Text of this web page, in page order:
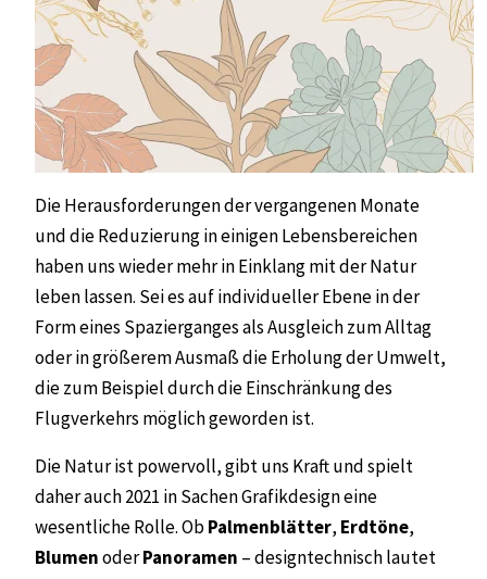
Die Herausforderungen der vergangenen Monate
und die Reduzierung in einigen Lebensbereichen
haben uns wieder mehr in Einklang mit der Natur
leben lassen. Sei es auf individueller Ebene in der
Form eines Spazierganges als Ausgleich zum Alltag
oder in größerem Ausmaß die Erholung der Umwelt,
die zum Beispiel durch die Einschränkung des
Flugverkehrs möglich geworden ist.
Die Natur ist powervoll, gibt uns Kraft und spielt
daher auch 2021 in Sachen Grafikdesign eine
wesentliche Rolle. ObPalmenblätter, Erdtöne,
BlumenoderPanoramen – designtechnisch lautet